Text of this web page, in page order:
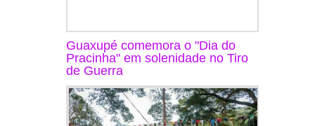
Guaxupé comemora o "Dia do
Pracinha" em solenidade no Tiro
de Guerra